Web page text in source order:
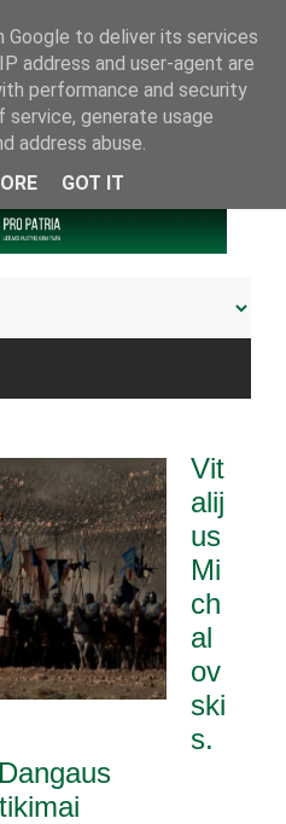
Vit
alij
us
Mi
ch
al
ov
ski
s.
Google to deliver its services
address and user-agent are
performance and security
generate usage
address abuse.
GOT IT